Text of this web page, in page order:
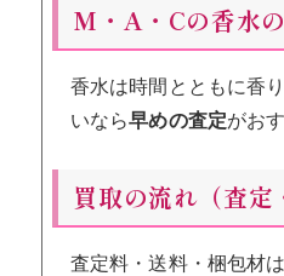
M・A・Cの香水
香水は時間とともに香
いなら早めの査定がお
買取の流れ（査定
査定料・送料・梱包材